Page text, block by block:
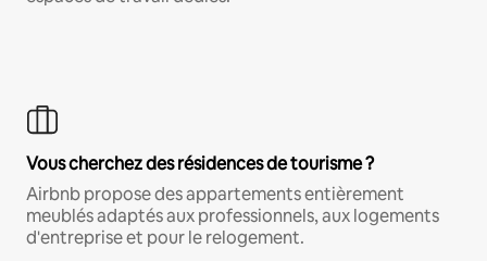
Vous cherchez des résidences de tourisme ?
Airbnb propose des appartements entièrement
meublés adaptés aux professionnels, aux logements
d'entreprise et pour le relogement.